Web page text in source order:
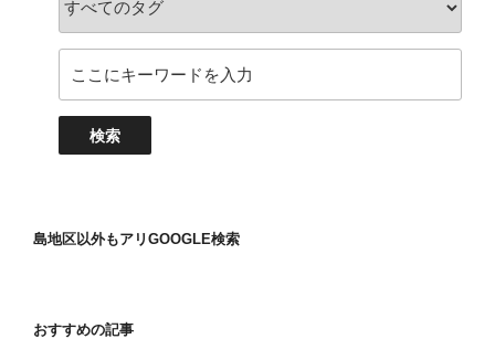
島地区以外もアリGOOGLE検索
おすすめの記事